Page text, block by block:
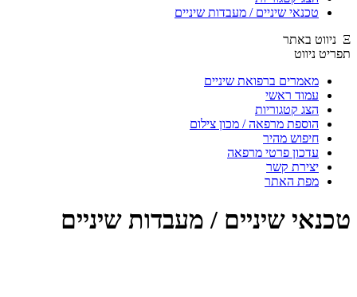
טכנאי שיניים / מעבדות שיניים
Ξ ניווט באתר
תפריט ניווט
מאמרים ברפואת שיניים
עמוד ראשי
הצג קטגוריות
הוספת מרפאה / מכון צילום
חיפוש מהיר
עדכון פרטי מרפאה
יצירת קשר
מפת האתר
טכנאי שיניים / מעבדות שיניים